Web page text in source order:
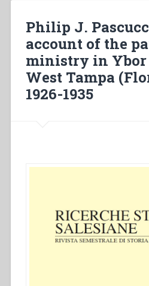
Philip J.
account of the
ministry in Ybor
West Tampa
1926-1935